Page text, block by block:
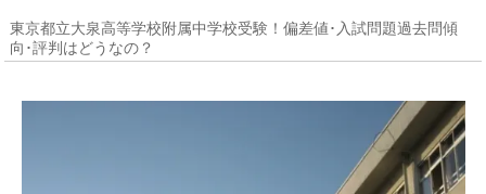
東京都立大泉高等学校附属中学校受験！偏差値･入試問題過去問傾
向･評判はどうなの？